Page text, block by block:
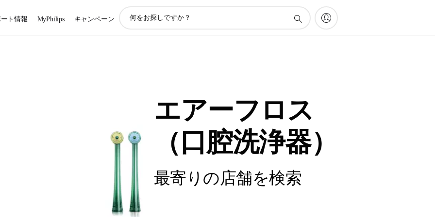
ト情報 MyPhilips キャンペーン
エアーフロス
（口腔洗浄器）
最寄りの店舗を検索